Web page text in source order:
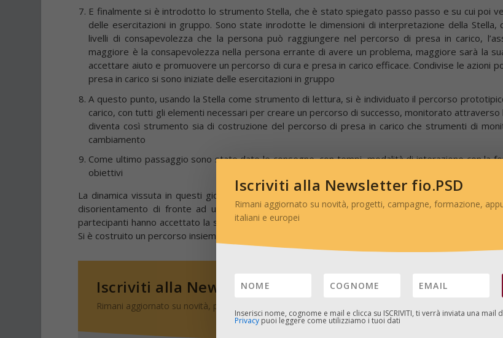
E finalmente si è introdotto lo strumento Stella, che è stato spiegato passo passo e su cui poi
delle esercitazioni in gruppo. Sono state inrodotte le dimensioni di interpretazione della Stella,
livelli di consapevolezza che la persona può raggiungere nel percorso di presa in carico,
maggiore è la consapevolezza nella persona errante di avere un problema, maggiore sarà la
accettare aiuto e promuovere un percorso di cura e presa in carico efficace. Condivise le azioni
presa in carico si sono iniziate delle esercitazioni in gruppo
A questo punto, usando la Stella come strumento di lettura, si è individuato il percorso
carico, con tutti gli elementi necessari per creare un percorso di successo, monitorato attraverso
diventa così strumento sia di costruzione del percorso di presa in carico che strumenti di
cambiamento
Come ultimo passaggio sono state date le consegne, con tempi, modalità di interazione con la
obiettivi
La dinamica vissuta in questi giorni di lavoro, molto intensi, è sembrata molto positiva. Dopo un
disorientamento di fronte ad una formazione “destrutturata” che faceva domande più che
partecipanti hanno accettato la sfida e si sono messi in gioco, partecipando molto attivamente alla
Si è costruito un percorso insieme molto molto interessante e ricco di contenuti
Iscriviti alla Newsletter fio.PSD
Rimani aggiornato su novità, progetti, campagne, formazione, appuntamenti ed eventi italiani e europei
Iscriviti alla Newsletter fio.PSD
Rimani aggiornato su novità, progetti, campagne, formazione,
italiani e europei
Inserisci nome, cognome e mail e clicca su ISCRIVITI, ti verrà inviata una mail
Privacy puoi leggere come utilizziamo i tuoi dati